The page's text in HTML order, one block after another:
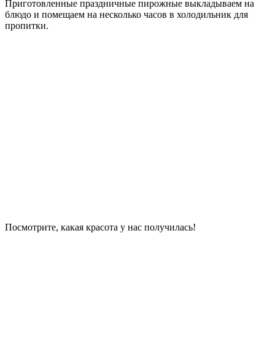
Приготовленные праздничные пирожные выкладываем на
блюдо и помещаем на несколько часов в холодильник для
пропитки.
Посмотрите, какая красота у нас получилась!